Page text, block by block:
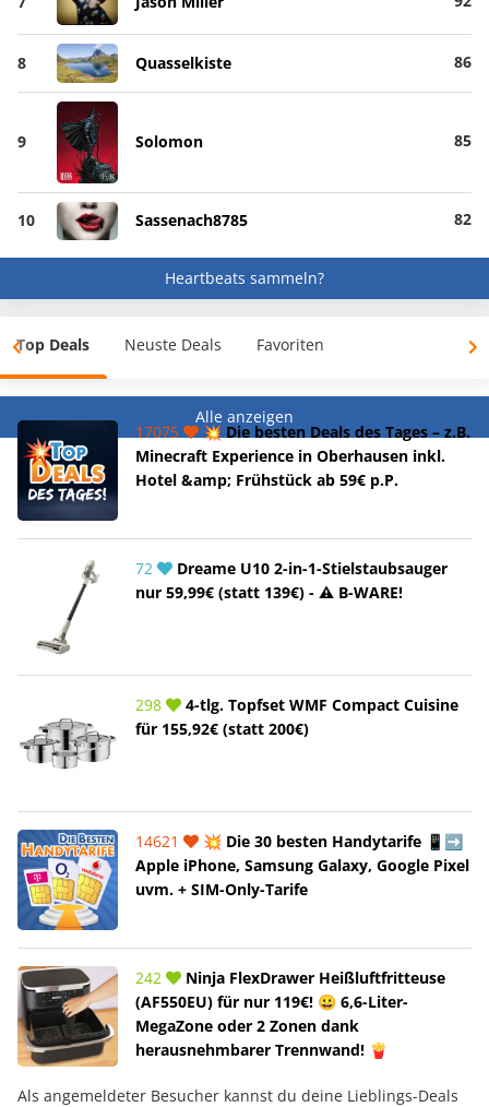
8 Quasselkiste 86
9 Solomon 85
10 Sassenach8785 82
Heartbeats sammeln?
Top Deals Neuste Deals Favoriten
Alle anzeigen
17075
💥 Die besten Deals des Tages – z.B.
Minecraft Experience in Oberhausen inkl.
Hotel &amp; Frühstück ab 59€ p.P.
72
Dreame U10 2-in-1-Stielstaubsauger
nur 59,99€ (statt 139€) - ⚠️ B-WARE!
298
4-tlg. Topfset WMF Compact Cuisine
für 155,92€ (statt 200€)
14621
💥 Die 30 besten Handytarife 📱➡️
Apple iPhone, Samsung Galaxy, Google Pixel
uvm. + SIM-Only-Tarife
242
Ninja FlexDrawer Heißluftfritteuse
(AF550EU) für nur 119€! 😀 6,6-Liter-
MegaZone oder 2 Zonen dank
herausnehmbarer Trennwand! 🍟
Als angemeldeter Besucher kannst du deine Lieblings-Deals